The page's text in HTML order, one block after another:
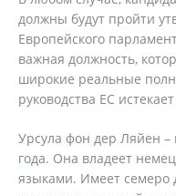
должны будут пройти
Европейского
важная должность,
широкие реальные
руководства ЕС
Урсула фон дер Ляйен
года. Она владеет
языками. Имеет семеро